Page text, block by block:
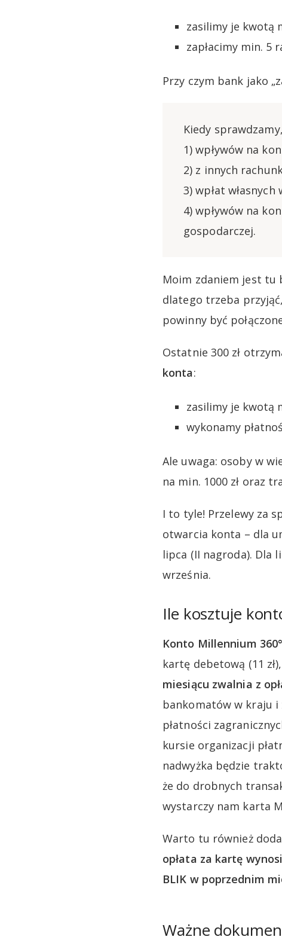
zasilimy je kwotą
zapłacimy min. 5
Przy czym bank jako
Kiedy
1) wpływów na
2) z innych
3) wpłat
4) wpływów na
gospodarczej.
Moim zdaniem jest tu
dlatego trzeba
powinny być
Ostatnie 300 zł
konta:
zasilimy je kwotą
wykonamy
Ale uwaga: osoby w
na min. 1000 zł oraz
I to tyle! Przelewy za
otwarcia konta – dla
lipca (II nagroda). Dla
września.
Ile kosztuje
Konto Millennium
kartę debetową (11
miesiącu zwalnia z
bankomatów w kraju i
płatności
kursie organizacji
nadwyżka będzie
że do drobnych
wystarczy nam karta
Warto tu również
opłata za kartę
BLIK w poprzednim
Ważne